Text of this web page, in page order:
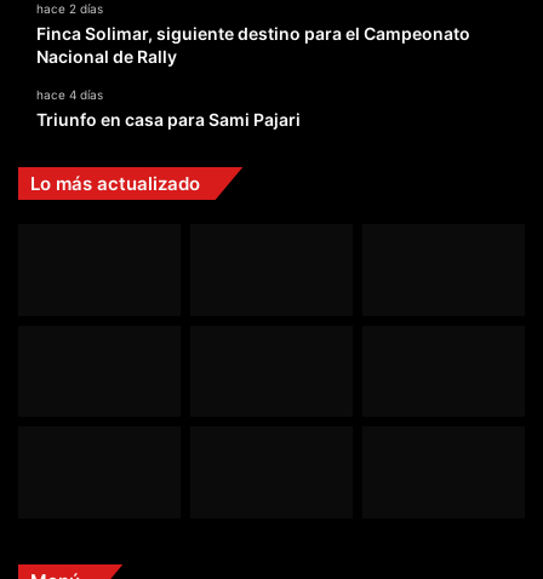
hace 2 días
Finca Solimar, siguiente destino para el Campeonato
Nacional de Rally
hace 4 días
Triunfo en casa para Sami Pajari
Lo más actualizado